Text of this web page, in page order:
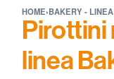
HOME›BAKERY -
Pirottini
linea